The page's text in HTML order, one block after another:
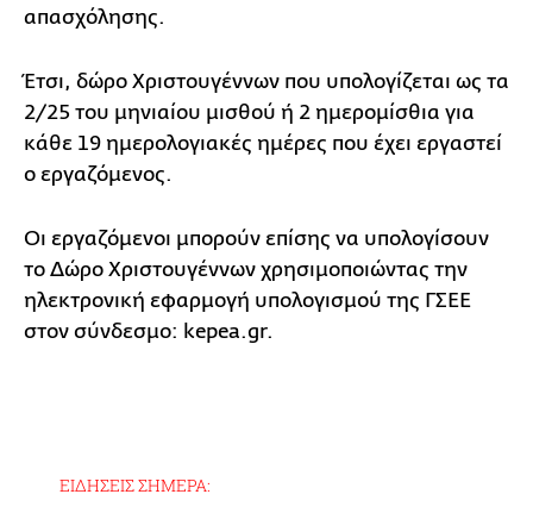
απασχόλησης.
Έτσι, δώρο Χριστουγέννων που υπολογίζεται ως τα
2/25 του μηνιαίου μισθού ή 2 ημερομίσθια για
κάθε 19 ημερολογιακές ημέρες που έχει εργαστεί
ο εργαζόμενος.
Οι εργαζόμενοι μπορούν επίσης να υπολογίσουν
το Δώρο Χριστουγέννων χρησιμοποιώντας την
ηλεκτρονική εφαρμογή υπολογισμού της ΓΣΕΕ
στον σύνδεσμο: kepea.gr.
ΕΙΔΗΣΕΙΣ ΣΗΜΕΡΑ: